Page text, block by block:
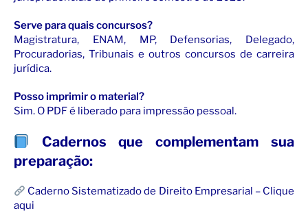
Serve para quais concursos?
Magistratura, ENAM, MP, Defensorias, Delegado,
Procuradorias, Tribunais e outros concursos de carreira
jurídica.
Posso imprimir o material?
Sim. O PDF é liberado para impressão pessoal.
Cadernos que complementam sua
preparação:
Caderno Sistematizado de Direito Empresarial – Clique
aqui